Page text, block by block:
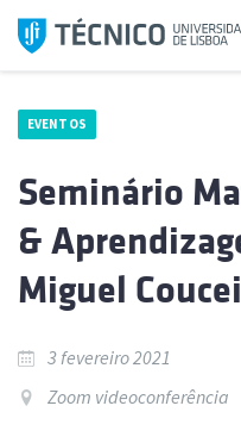
Saltar
para
EVENTOS
Seminário
&
Miguel
3 fevereiro 2021
Zoom videoconferência